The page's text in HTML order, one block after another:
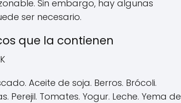
Sin embargo, hay algunas
ser necesario.
que la contienen
Aceite de soja. Berros. Brócoli.
Perejil. Tomates. Yogur. Leche. Yema de